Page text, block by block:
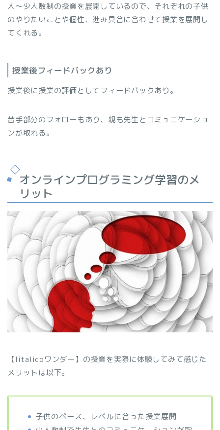
人～少人数制の授業を展開しているので、それぞれの子供
のやりたいことや個性、進み具合に合わせて授業を展開し
てくれる。
授業後フィードバックあり
授業後に授業の評価としてフィードバックあり。
苦手部分のフォローもあり、親も先生とコミュニケーショ
ンが取れる。
オンラインプログラミング学習のメ
リット
【litalicoワンダー】の授業を実際に体験してみて感じた
メリットは以下。
子供のペース、レベルに合った授業展開